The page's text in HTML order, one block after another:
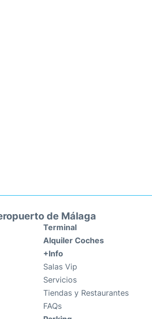
de Málaga
Terminal
Alquiler Coches
+Info
Salas Vip
Servicios
Tiendas y Restaurantes
FAQs